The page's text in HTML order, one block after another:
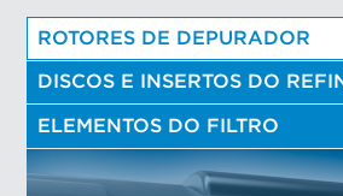
ROTORES DE DEPURADOR
DISCOS E INSERTOS DO
ELEMENTOS DO FILTRO